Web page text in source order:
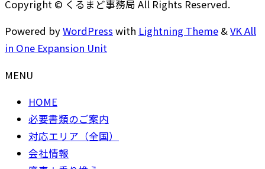
Copyright © くるまど事務局 All Rights Reserved.
Powered byWordPress with Lightning Theme &VK All
in One Expansion Unit
MENU
HOME
必要書類のご案内
対応エリア（全国）
会社情報